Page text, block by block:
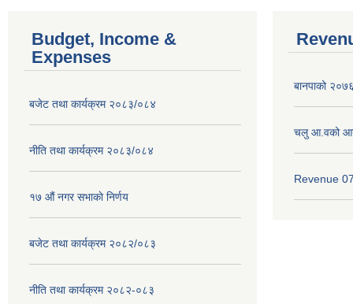
Budget, Income &
Expenses
बजेट तथा कार्यक्रम २०८३/०८४
नीति तथा कार्यक्रम २०८३/०८४
१७ ‌‍औं नगर सभाकाे निर्णय
बजेट तथा कार्यक्रम २०८२/०८३
नीति तथा कार्यक्रम २०८२-०८३
बानपाको
चलु आ.वको
Revenue